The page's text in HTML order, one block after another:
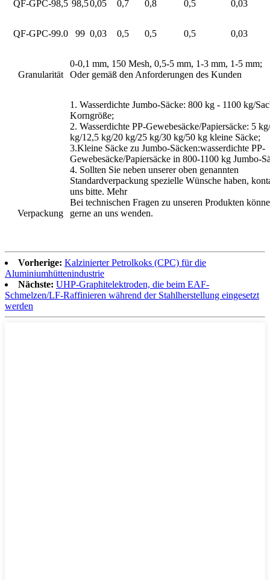
QF-GPC-98,5 98,50,05 0,7 0,8 0,5 0,03
QF-GPC-99.0 99 0,03 0,5 0,5 0,5 0,03
Granularität
0-0,1 mm, 150 Mesh, 0,5-5 mm, 1-3 mm, 1-5 mm;
Oder gemäß den Anforderungen des Kunden
Verpackung
1. Wasserdichte Jumbo-Säcke: 800 kg - 1100 kg/
Korngröße;
2. Wasserdichte PP-Gewebesäcke/Papiersäcke: 5
kg/12,5 kg/20 kg/25 kg/30 kg/50 kg kleine Säcke;
3.Kleine Säcke zu Jumbo-Säcken:wasserdichte PP-
Gewebesäcke/Papiersäcke in 800-1100 kg Jumbo-
4. Sollten Sie neben unserer oben genannten
Standardverpackung spezielle Wünsche haben,
uns bitte. Mehr
Bei technischen Fragen zu unseren Produkten
gerne an uns wenden.
Vorherige: Kalzinierter Petrolkoks (CPC) für die
Aluminiumhüttenindustrie
Nächste: UHP-Graphitelektroden, die beim EAF-
Schmelzen/LF-Raffinieren während der Stahlherstellung eingesetzt
werden